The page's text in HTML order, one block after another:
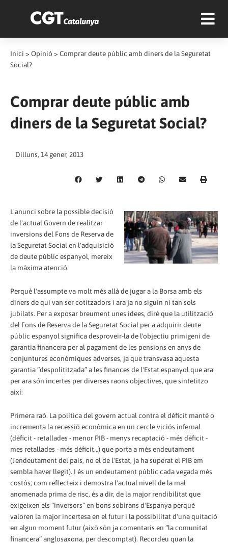
Inici > Opinió > Comprar deute públic amb diners de la Seguretat
Social?
Comprar deute públic amb
diners de la Seguretat Social?
Dilluns, 14 gener, 2013
L'anunci sobre la possible decisió
de l'actual Govern de realitzar
inversions del Fons de Reserva de
la Seguretat Social en l'adquisició
de deute públic espanyol, mereix
la màxima atenció.
Perquè l'assumpte va molt més allà de jugar a la Borsa amb els
diners de qui van ser cotitzadors i ara ja no siguin ni tan sols
jubilats. Per a exposar breument unes idees, diré que la utilització
del Fons de Reserva de la Seguretat Social per a adquirir deute
públic espanyol significa desproveir-la de l'objectiu primigeni de
garantia financera per al pagament de les pensions en anys de
conjuntures econòmiques adverses, ja que transvasa aquesta
garantia “despolititzada” a les finances de l'Estat espanyol que ara
per ara són incertes per diverses raons objectives, que sintetitzo
així:
Primera raó. La política del govern actual contra el dèficit manté o
incrementa la recessió econòmica en un cercle viciós infernal
(dèficit - retallades - menor PIB - menys recaptació - més dèficit -
mes retallades - més dèficit…) que porta a més endeutament
(l'endeutament del país, no el de l'Estat, ja ha superat el PIB em
sembla haver llegit). I és un endeutament públic cada vegada més
costós; com reflecteix i demostra l'actual nivell de la mal
anomenada prima de risc, és a dir, de la major rendibilitat que
exigeixen els “inversors” en bons sobirans d'Espanya perquè
valoren la major incertesa en el futur i la possibilitat d'una quitació
en algun moment futur (això són ja comentaris en “la comunitat
financera” anglosaxona, per descomptat). Recordeu quan la